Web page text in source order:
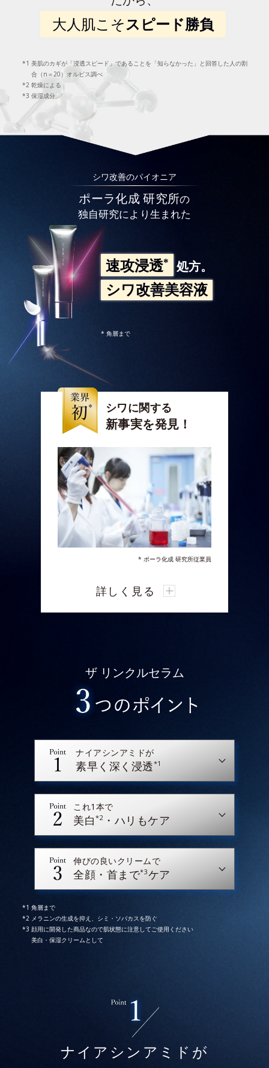
大人肌こそスピード勝負
美肌のカギが「浸透スピード」であることを「知らなかった」と回答した人の割
合（n＝20）オルビス調べ
乾燥による
保湿成分
シワ改善のパイオニア
ポーラ化成 研究所の
独自研究により生まれた
速攻浸透* 処方。
シワ改善美容液
* 角層まで
シワに関する
新事実を発見！
* ポーラ化成 研究所従業員
「遊走」に着目。
真皮の線維芽細胞の「遊走」には“細胞
見しました。
オルビスは、細胞が修復箇所に素早く駆
けつける「遊走」から“スピード”に着
高めた新処方を採用。
に挑みました。
* 2025年5月28日時点で、科学文献データベース
PubMedにより国内化粧品業界において該当文献がない
ことを確認（ポーラ化成研究所調べ）
詳しく見る
ザ リンクルセラム
ナイアシンアミドが
素早く深く浸透*1
これ1本で
美白*2 ・ハリもケア
伸びの良いクリームで
全顔・首まで*3ケア
角層まで
メラニンの生成を抑え、シミ・ソバカスを防ぐ
顔用に開発した商品なので肌状態に注意してご使用ください
美白・保湿クリームとして
ナイアシンアミドが